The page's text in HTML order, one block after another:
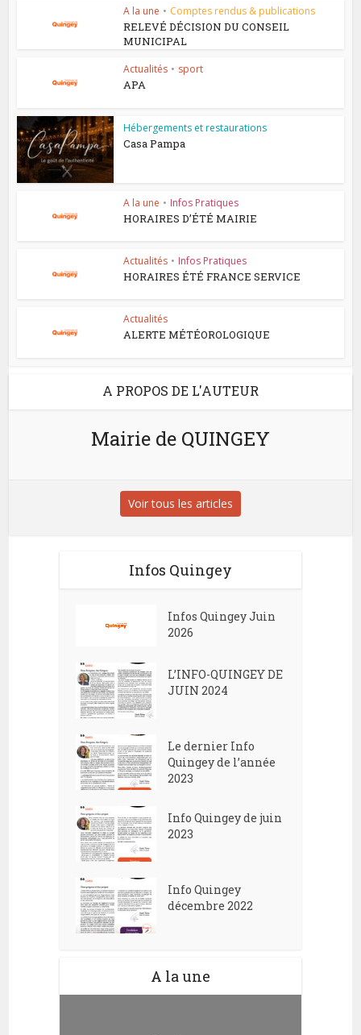
A la une • Comptes rendus & publications
RELEVÉ DÉCISION DU CONSEIL
MUNICIPAL
Actualités • sport
APA
Hébergements et restaurations
Casa Pampa
A la une • Infos Pratiques
HORAIRES D’ÉTÉ MAIRIE
Actualités • Infos Pratiques
HORAIRES ÉTÉ FRANCE SERVICE
Actualités
ALERTE MÉTÉOROLOGIQUE
A PROPOS DE L'AUTEUR
Mairie de QUINGEY
Voir tous les articles
Infos Quingey
Infos Quingey Juin
2026
L’INFO-QUINGEY DE
JUIN 2024
Le dernier Info
Quingey de l’année
2023
Info Quingey de juin
2023
Info Quingey
décembre 2022
A la une